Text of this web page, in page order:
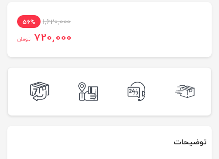
1,620,000
56%
720,000 تومان
توضیحات